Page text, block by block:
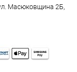
Масюковщина 2Б,